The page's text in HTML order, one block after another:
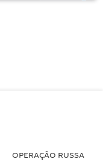
OPERAÇÃO RUSSA